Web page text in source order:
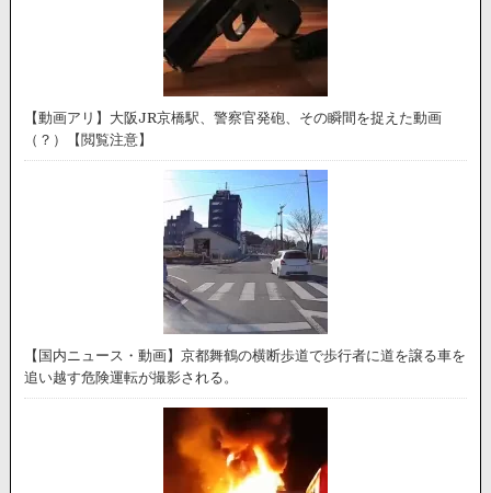
【動画アリ】大阪JR京橋駅、警察官発砲、その瞬間を捉えた動画
（？）【閲覧注意】
【国内ニュース・動画】京都舞鶴の横断歩道で歩行者に道を譲る車を
追い越す危険運転が撮影される。